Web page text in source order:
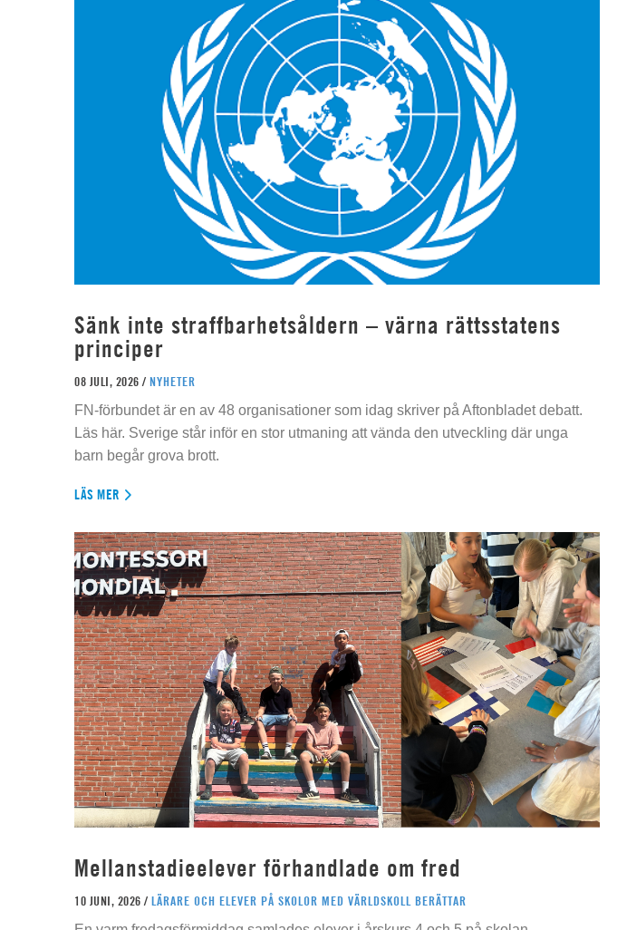
Sänk inte straffbarhetsåldern – värna rättsstatens
principer
08 JULI, 2026 / NYHETER
FN-förbundet är en av 48 organisationer som idag skriver på Aftonbladet debatt.
Läs här. Sverige står inför en stor utmaning att vända den utveckling där unga
barn begår grova brott.
LÄS MER
Mellanstadieelever förhandlade om fred
10 JUNI, 2026 / LÄRARE OCH ELEVER PÅ SKOLOR MED VÄRLDSKOLL BERÄTTAR